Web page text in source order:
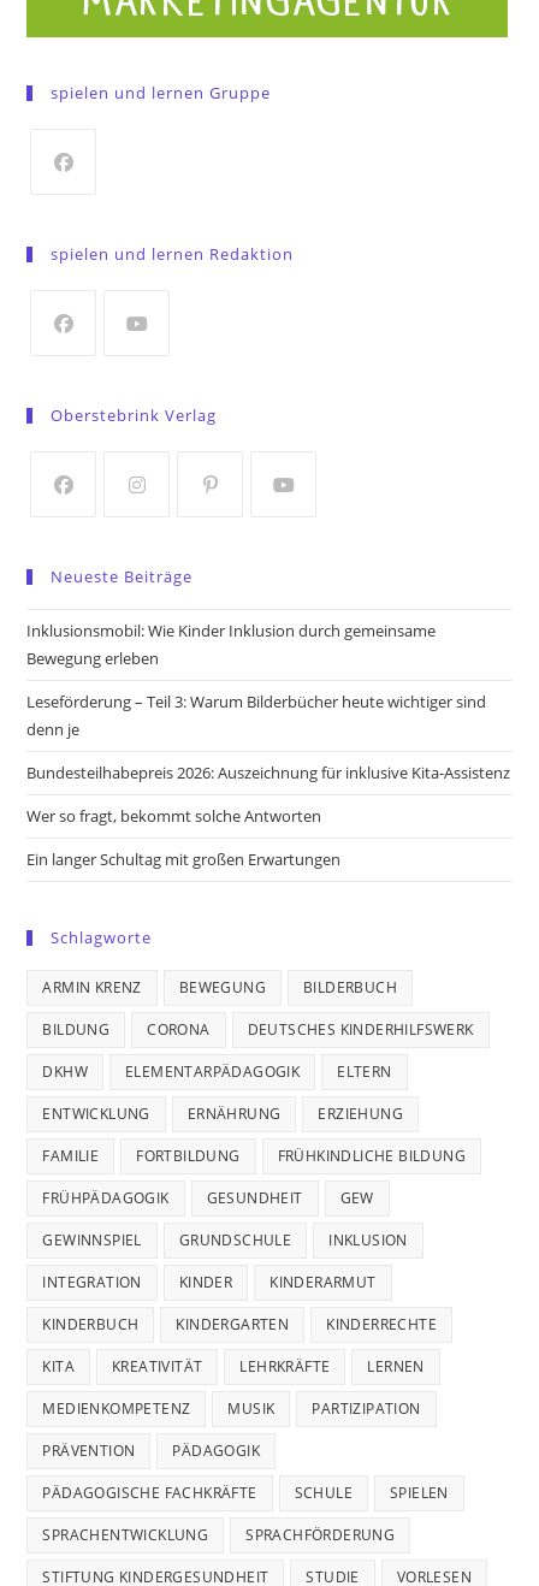
spielen und lernen Gruppe
a
tab
spielen und lernen Redaktion
a
tab
tab
Oberstebrink Verlag
a
new
tab
new
tab
a
new
new
Neueste Beiträge
Inklusionsmobil: Wie Kinder Inklusion durch gemeinsame
Bewegung erleben
Leseförderung – Teil 3: Warum Bilderbücher heute wichtiger sind
denn je
Bundesteilhabepreis 2026: Auszeichnung für inklusive Kita-Assistenz
Wer so fragt, bekommt solche Antworten
Ein langer Schultag mit großen Erwartungen
Schlagworte
ARMIN KRENZ BEWEGUNG BILDERBUCH
BILDUNG CORONA DEUTSCHES KINDERHILFSWERK
DKHW ELEMENTARPÄDAGOGIK ELTERN
ENTWICKLUNG ERNÄHRUNG ERZIEHUNG
FAMILIE FORTBILDUNG FRÜHKINDLICHE BILDUNG
FRÜHPÄDAGOGIK GESUNDHEIT GEW
GEWINNSPIEL GRUNDSCHULE INKLUSION
INTEGRATION KINDER KINDERARMUT
KINDERBUCH KINDERGARTEN KINDERRECHTE
KITA KREATIVITÄT LEHRKRÄFTE LERNEN
MEDIENKOMPETENZ MUSIK PARTIZIPATION
PRÄVENTION PÄDAGOGIK
PÄDAGOGISCHE FACHKRÄFTE SCHULE SPIELEN
SPRACHENTWICKLUNG SPRACHFÖRDERUNG
STIFTUNG KINDERGESUNDHEIT STUDIE VORLESEN